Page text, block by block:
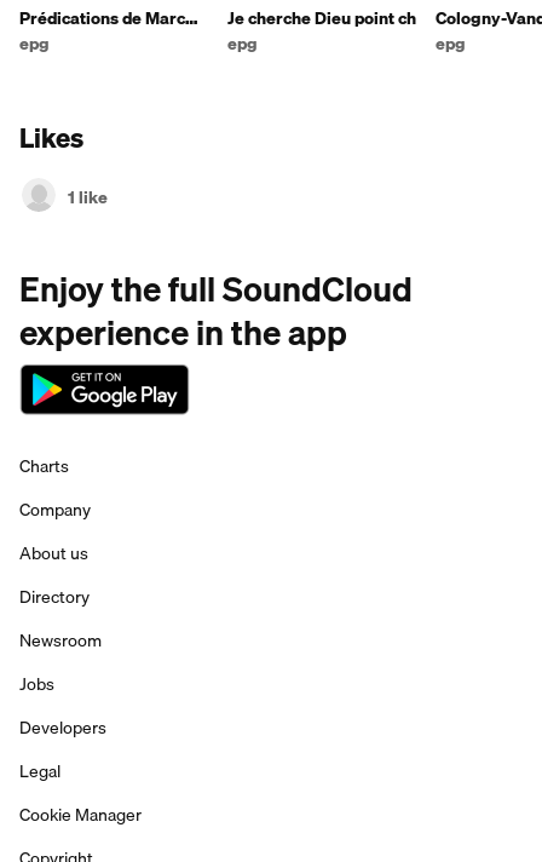
Prédications de Marc
Pernot
epg
Je cherche Dieu point ch
epg
Cologny-
Choulex
epg
Likes
1 like
Enjoy the full SoundCloud
experience in the app
Charts
Company
About us
Directory
Newsroom
Jobs
Developers
Legal
Cookie Manager